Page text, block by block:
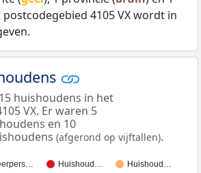
postcodegebied 4105 VX wordt in
huishoudens in het
VX. Er waren 5
en 10
(afgerond op vijftallen).
Huishoud… Huishoud…